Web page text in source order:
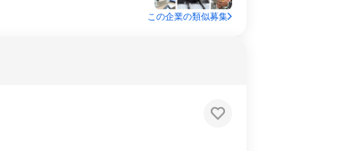
この企業の類似募集